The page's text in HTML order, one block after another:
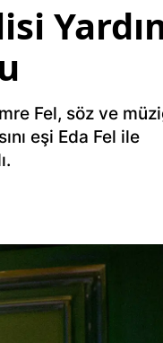
Fel, söz ve
eşi Eda Fel ile